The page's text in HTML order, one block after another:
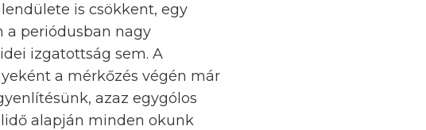
is csökkent, egy
a periódusban nagy
izgatottság sem. A
a mérkőzés végén már
azaz egygólos
alapján minden okunk